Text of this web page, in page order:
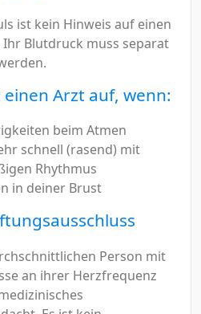
ist kein Hinweis auf einen
Blutdruck muss separat
Arzt auf, wenn:
beim Atmen
schnell (rasend) mit
Rhythmus
in deiner Brust
Person mit
an ihrer Herzfrequenz